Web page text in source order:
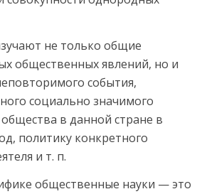
не только общие
общественных явлений, но и
события,
социально значимого
в данной стране в
политику конкретного
и т. п.
общественные науки — это